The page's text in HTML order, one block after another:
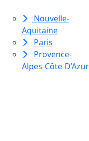
Nouvelle-
Aquitaine
Paris
Provence-
Alpes-Côte-D’Azur